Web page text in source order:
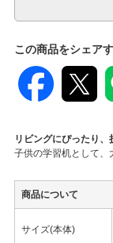
この商品をシェア
リビングにぴったり
子供の学習机として、
商品について
サイズ(本体)